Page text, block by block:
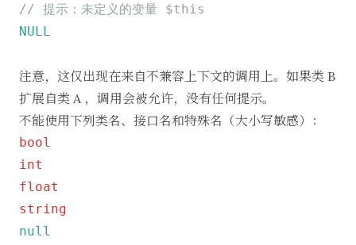
// 提示：未定义的变量 $this
NULL
注意，这仅出现在来自不兼容上下文的调用上。如果类 B
扩展自类 A ，调用会被允许，没有任何提示。
不能使用下列类名、接口名和特殊名（大小写敏感）：
bool
int
float
string
null